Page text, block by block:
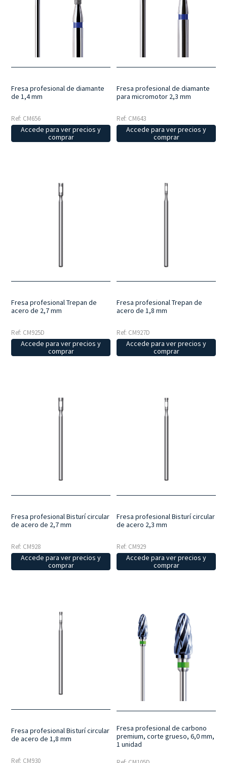
Fresa profesional de diamante
de 1,4 mm
Ref: CM656
Accede para ver precios y
comprar
Fresa profesional de diamante
para micromotor 2,3 mm
Ref: CM643
Accede para ver precios y
comprar
Fresa profesional Trepan de
acero de 2,7 mm
Ref: CM925D
Accede para ver precios y
comprar
Fresa profesional Trepan de
acero de 1,8 mm
Ref: CM927D
Accede para ver precios y
comprar
Fresa profesional Bisturí circular
de acero de 2,7 mm
Ref: CM928
Accede para ver precios y
comprar
Fresa profesional Bisturí circular
de acero 2,3 mm
Ref: CM929
Accede para ver precios y
comprar
Fresa profesional Bisturí circular
de acero de 1,8 mm
Ref: CM930
Fresa profesional de carbono
premium, corte grueso, 6,0 mm,
1 unidad